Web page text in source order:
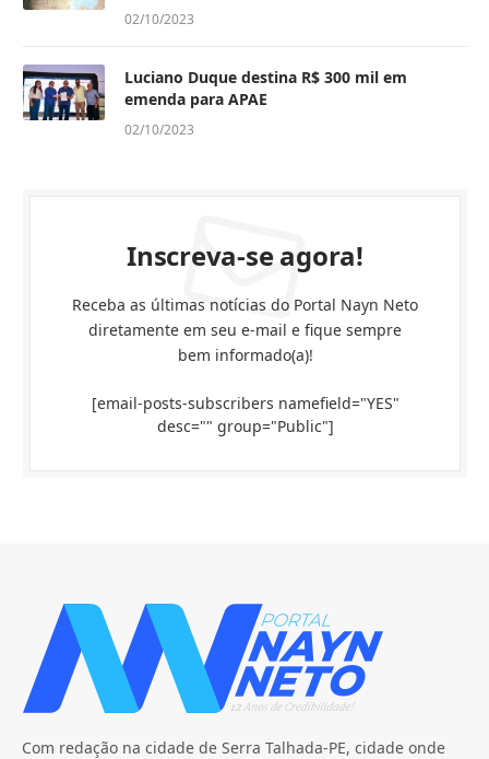
02/10/2023
Luciano Duque destina R$ 300 mil em
emenda para APAE
02/10/2023
Inscreva-se agora!
Receba as últimas notícias do Portal Nayn Neto
diretamente em seu e-mail e fique sempre
bem informado(a)!
[email-posts-subscribers namefield="YES"
desc="" group="Public"]
Com redação na cidade de Serra Talhada-PE, cidade onde